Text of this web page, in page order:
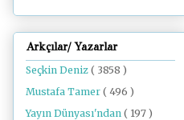
Arkçılar/ Yazarlar
Seçkin Deniz ( 3858 )
Mustafa Tamer ( 496 )
Yayın Dünyası'ndan ( 197 )